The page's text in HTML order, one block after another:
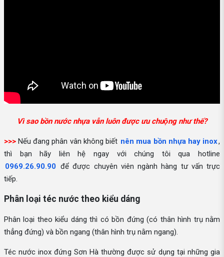
Vì sao bồn nước nhựa vẫn luôn được ưu chuộng như thế?
>>> Nếu đang phân vân không biết nên mua bồn nhựa hay inox,
thì bạn hãy liên hệ ngay với chúng tôi qua hotline
0969.26.90.90 để được chuyên viên ngành hàng tư vấn trực
tiếp.
Phân loại téc nước theo kiểu dáng
Phân loại theo kiểu dáng thì có bồn đứng (có thân hình trụ nằm
thẳng đứng) và bồn ngang (thân hình trụ nằm ngang).
Téc nước inox đứng Sơn Hà thường được sử dụng tại những gia